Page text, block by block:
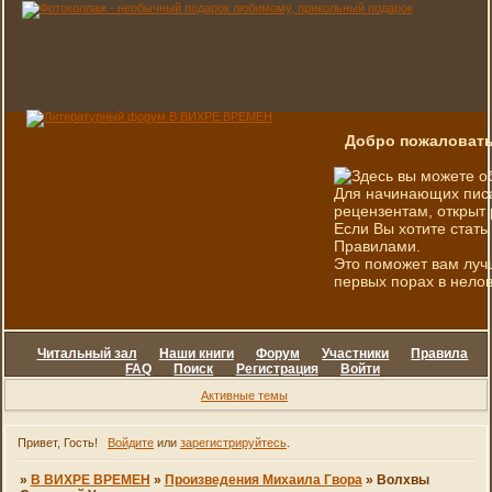
Добро
Здесь вы можете
Для начинающих
рецензентам, открыт
Если Вы хотите
Правилами.
Это поможет вам
первых порах в
Читальный зал Наши книги Форум Участники
Правила
FAQ
Поиск Регистрация Войти
Активные темы
Привет, Гость! Войдитеили зарегистрируйтесь.
» В ВИХРЕ ВРЕМЕН » Произведения Михаила Гвора » Волхвы